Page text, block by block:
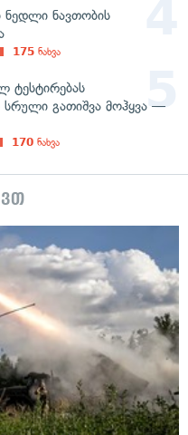
ნავთობის
175 ნახვა
ტესტირებას
სრული გათიშვა მოჰყვა —
170 ნახვა